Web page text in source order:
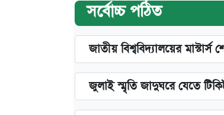
সর্বোচ্চ পঠিত
জাতীয় বিশ্ববিদ্যালয়ের
জুলাই স্মৃতি জাদুঘরে যেতে